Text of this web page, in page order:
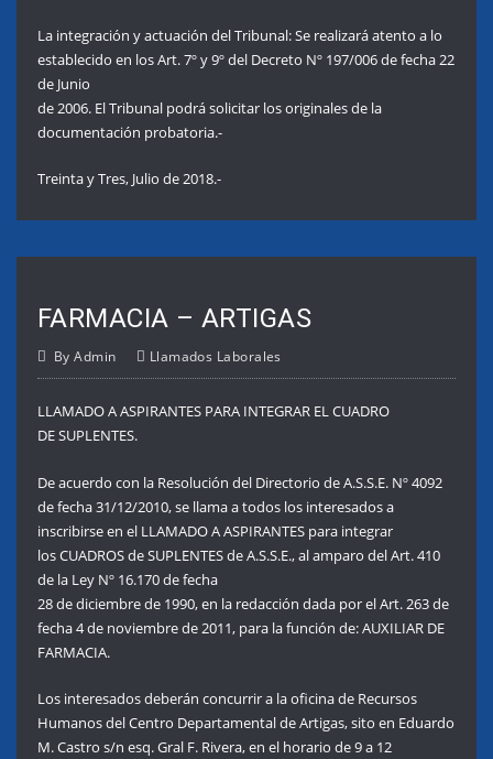
La integración y actuación del Tribunal: Se realizará atento a lo
establecido en los Art. 7º y 9º del Decreto Nº 197/006 de fecha 22
de Junio
de 2006. El Tribunal podrá solicitar los originales de la
documentación probatoria.-
Treinta y Tres, Julio de 2018.-
FARMACIA – ARTIGAS
ByAdmin Llamados Laborales
LLAMADO A ASPIRANTES PARA INTEGRAR EL CUADRO
DE SUPLENTES.
De acuerdo con la Resolución del Directorio de A.S.S.E. Nº 4092
de fecha 31/12/2010, se llama a todos los interesados a
inscribirse en el LLAMADO A ASPIRANTES para integrar
los CUADROS de SUPLENTES de A.S.S.E., al amparo del Art. 410
de la Ley Nº 16.170 de fecha
28 de diciembre de 1990, en la redacción dada por el Art. 263 de
fecha 4 de noviembre de 2011, para la función de: AUXILIAR DE
FARMACIA.
Los interesados deberán concurrir a la oficina de Recursos
Humanos del Centro Departamental de Artigas, sito en Eduardo
M. Castro s/n esq. Gral F. Rivera, en el horario de 9 a 12